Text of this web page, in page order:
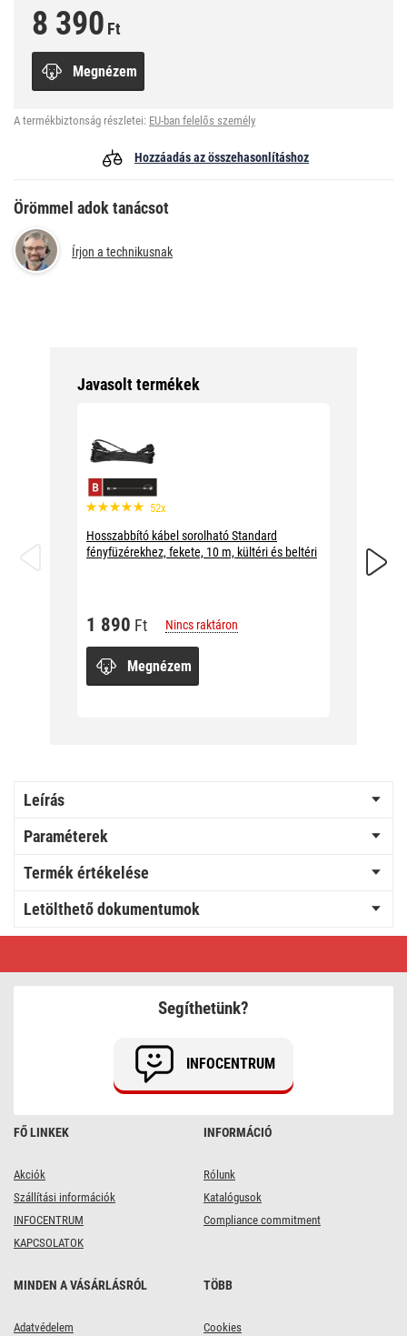
8 390 Ft
Megnézem
A termékbiztonság részletei: EU-ban felelős személy
Hozzáadás az összehasonlításhoz
Örömmel adok tanácsot
Írjon a technikusnak
Javasolt termékek
52x
Hosszabbító kábel sorolható Standard
fényfüzérekhez, fekete, 10 m, kültéri és beltéri
1 890 Ft Nincs raktáron
Megnézem
beltéri
Leírás
Paraméterek
Termék értékelése
Letölthető dokumentumok
fényfüzér
FŐ LINKEK
Akciók
Szállítási információk
INFOCENTRUM
KAPCSOLATOK
INFORMÁCIÓ
Rólunk
Katalógusok
Compliance commitment
MINDEN A VÁSÁRLÁSRÓL
Adatvédelem
TÖBB
Cookies
Segíthetünk?
INFOCENTRUM